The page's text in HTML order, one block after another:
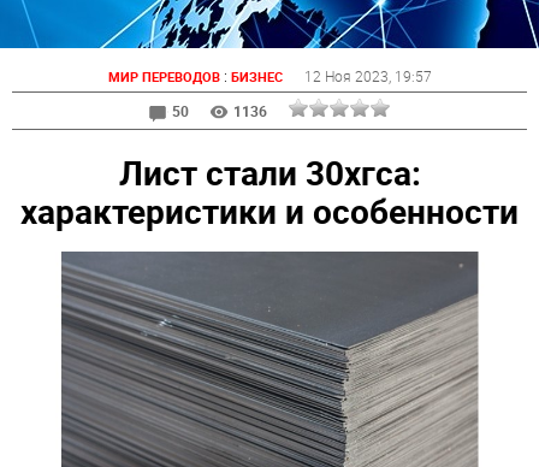
МИР ПЕРЕВОДОВ: БИЗНЕС 12 Ноя 2023 , 19:57
50
1136
Лист стали 30хгса:
характеристики и особенности